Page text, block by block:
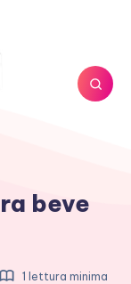
beve
1 lettura minima